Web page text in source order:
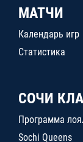
МАТЧИ
Календарь игр
Статистика
СОЧИ
Программа
Sochi Queens